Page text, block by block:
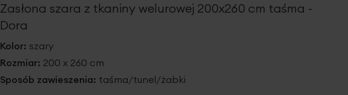
Zasłona szara z tkaniny welurowej 200x260 cm taśma -
Dora
Kolor: szary
Rozmiar: 200 x 260 cm
Sposób zawieszenia: taśma/tunel/żabki